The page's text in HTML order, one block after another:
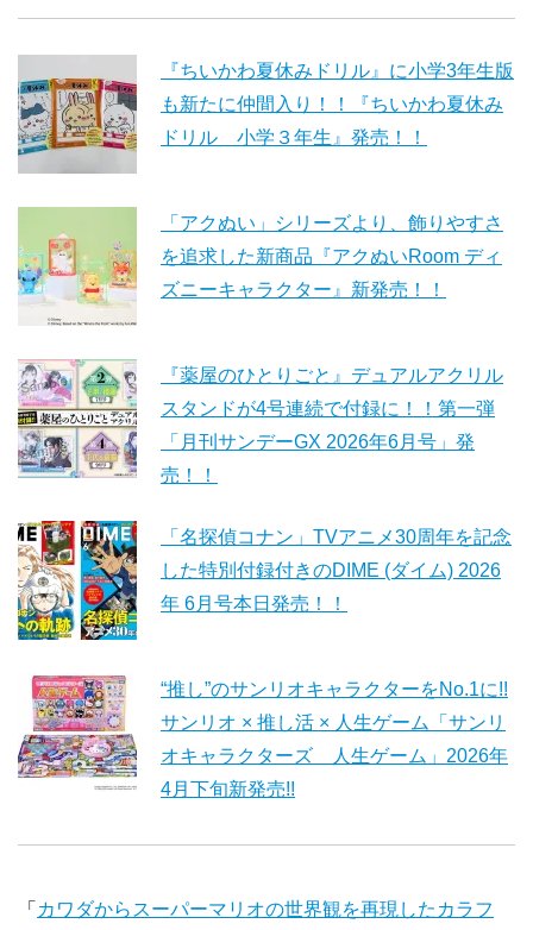
『ちいかわ夏休みドリル』に小学3年生版
も新たに仲間入り！！『ちいかわ夏休み
ドリル 小学３年生』発売！！
「アクぬい」シリーズより、飾りやすさ
を追求した新商品『アクぬいRoom ディ
ズニーキャラクター』新発売！！
『薬屋のひとりごと』デュアルアクリル
スタンドが4号連続で付録に！！第一弾
「月刊サンデーGX 2026年6月号」発
売！！
「名探偵コナン」TVアニメ30周年を記念
した特別付録付きのDIME (ダイム) 2026
年 6月号本日発売！！
“推し”のサンリオキャラクターをNo.1に!!
サンリオ × 推し活 × 人生ゲーム「サンリ
オキャラクターズ 人生ゲーム」2026年
4月下旬新発売!!
「 カワダからスーパーマリオの世界観を再現したカラフ